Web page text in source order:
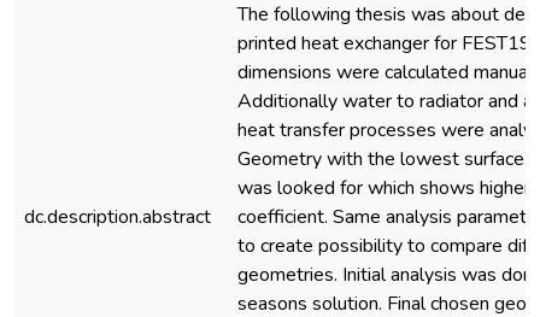
dc.description.abstract
The following thesis was about
printed heat exchanger for
dimensions were calculated
Additionally water to radiator and
heat transfer processes were
Geometry with the lowest surface
was looked for which shows higher
coefficient. Same analysis
to create possibility to compare
geometries. Initial analysis was
seasons solution. Final chosen